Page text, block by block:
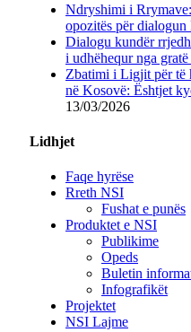
Ndryshimi i
opozitës për
Dialogu kundër
i udhëhequr nga
Zbatimi i Ligjit për të
në Kosovë: Ështjet
13/03/2026
Lidhjet
Faqe hyrëse
Rreth NSI
Fushat e punës
Produktet e NSI
Publikime
Opeds
Buletin
Infografikët
Projektet
NSI Lajme